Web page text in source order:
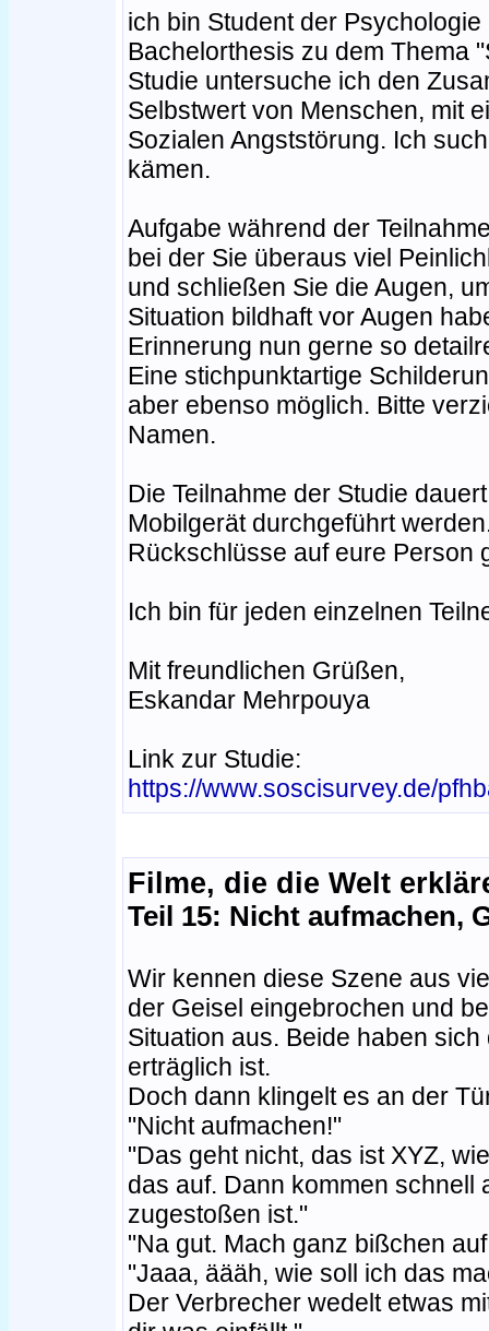
ich bin Student der
Bachelorthesis zu dem Thema
Studie untersuche ich den
Selbstwert von Menschen, mit
Sozialen Angststörung. Ich
kämen.
Aufgabe während der
bei der Sie überaus viel
und schließen Sie die Augen,
Situation bildhaft vor Augen
Erinnerung nun gerne so
Eine stichpunktartige
aber ebenso möglich. Bitte
Namen.
Die Teilnahme der Studie
Mobilgerät durchgeführt
Rückschlüsse auf eure Person
Ich bin für jeden einzelnen
Mit freundlichen Grüßen,
Eskandar Mehrpouya
Link zur Studie:
https://www.soscisurvey.de/
Filme, die die Welt
Teil 15: Nicht aufmachen,
Wir kennen diese Szene aus
der Geisel eingebrochen und
Situation aus. Beide haben
erträglich ist.
Doch dann klingelt es an der
"Nicht aufmachen!"
"Das geht nicht, das ist XYZ,
das auf. Dann kommen
zugestoßen ist."
"Na gut. Mach ganz bißchen
"Jaaa, äääh, wie soll ich das
Der Verbrecher wedelt etwas